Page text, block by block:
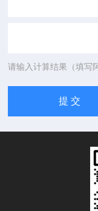
请输入计算结果（填写